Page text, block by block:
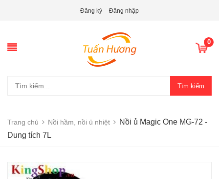
Đăng ký Đăng nhập
0
Tìm kiếm
Trang chủ Nồi hầm, nồi ủ nhiệt
Nồi ủ Magic One MG-72 -
Dung tích 7L